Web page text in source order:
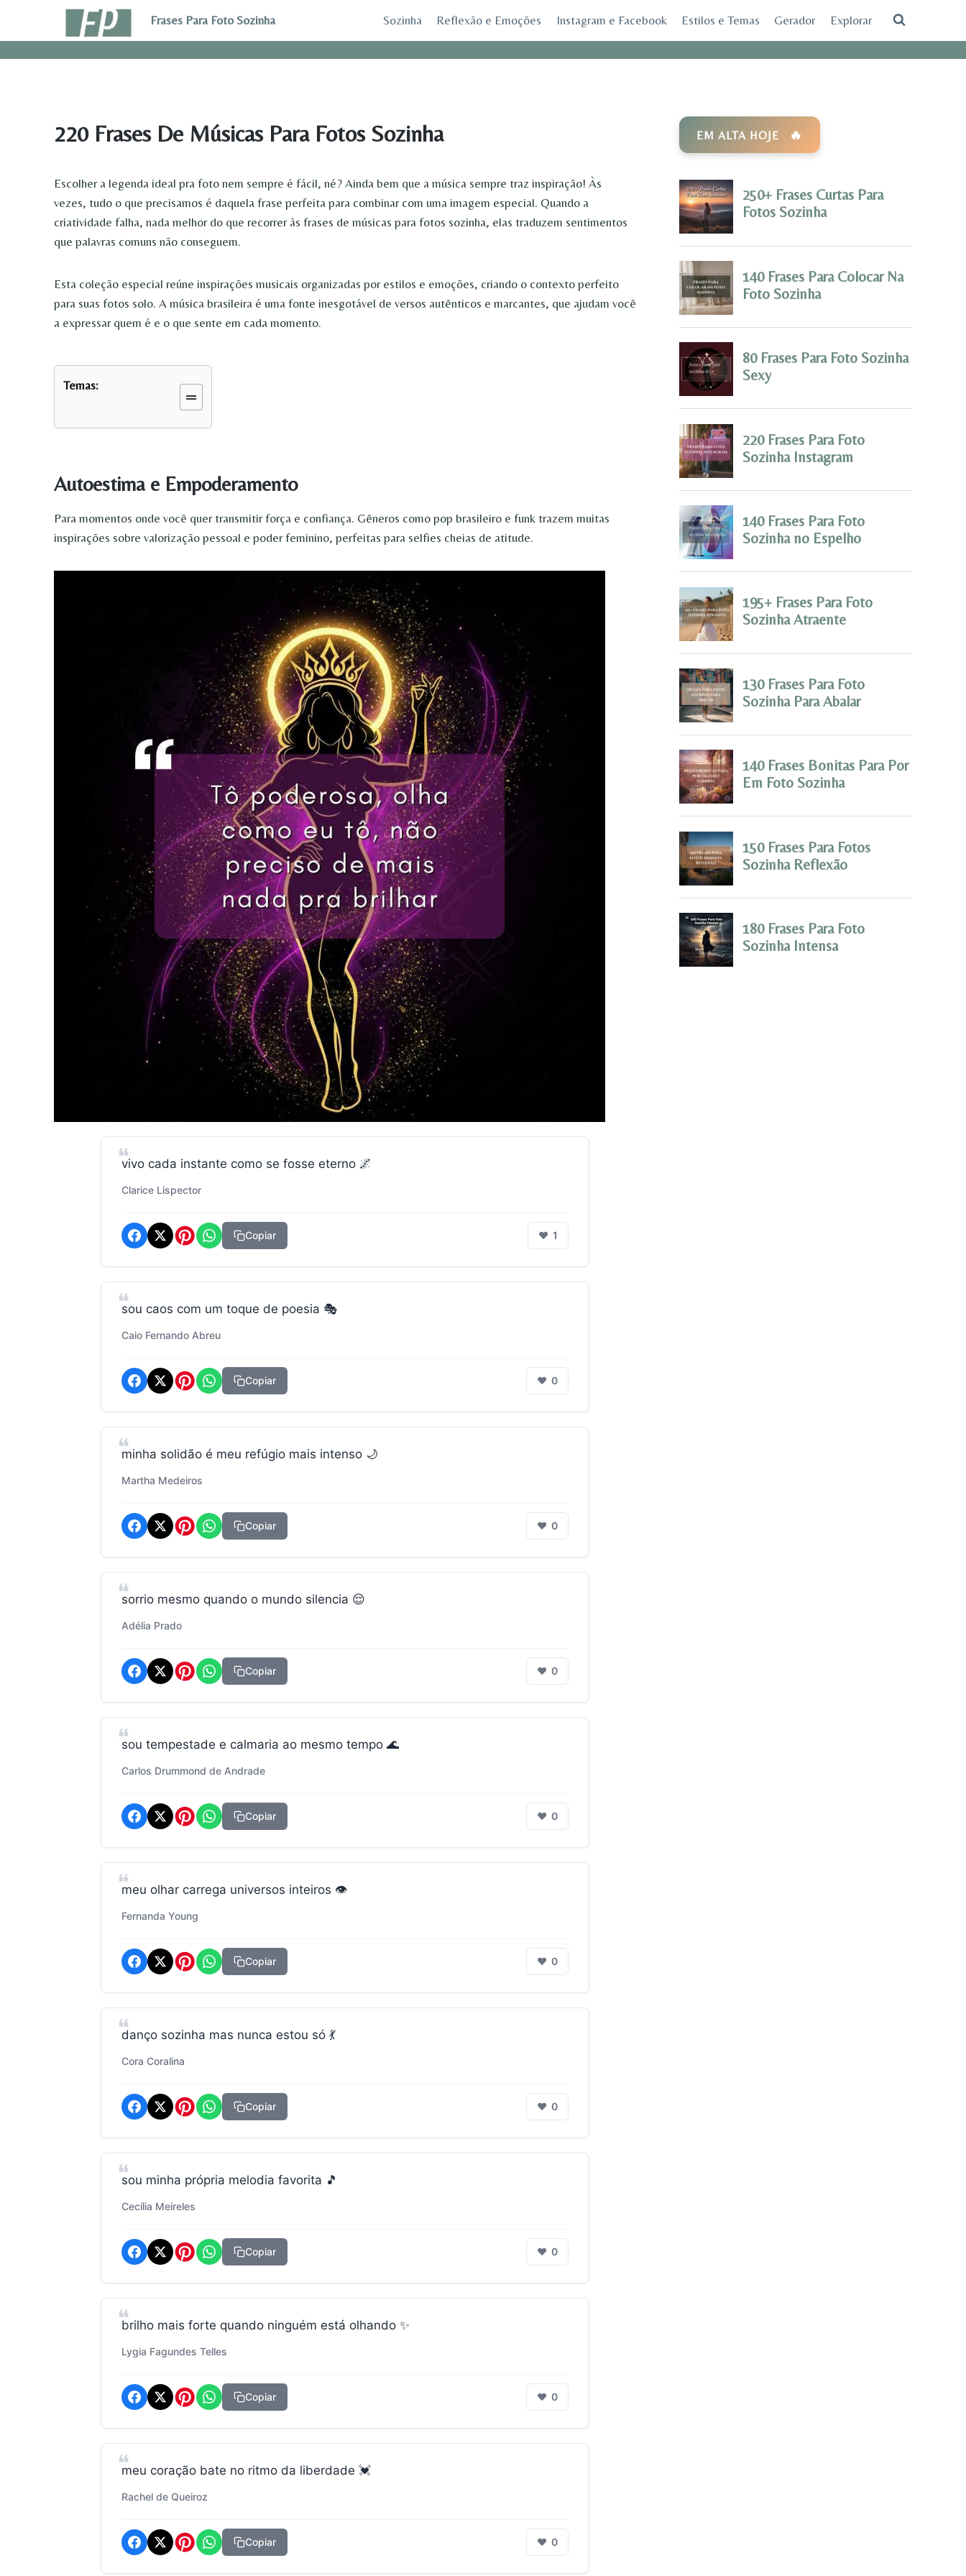
Frases Para Foto Sozinha Sozinha Reflexão e Emoções Instagram e Facebook Estilos e Temas Gerador Explorar
220 Frases De Músicas Para Fotos Sozinha
Escolher a legenda ideal pra foto nem sempre é fácil, né? Ainda bem que a música sempre traz inspiração! Às
vezes, tudo o que precisamos é daquela frase perfeita para combinar com uma imagem especial. Quando a
criatividade falha, nada melhor do que recorrer às frases de músicas para fotos sozinha, elas traduzem sentimentos
que palavras comuns não conseguem.
Esta coleção especial reúne inspirações musicais organizadas por estilos e emoções, criando o contexto perfeito
para suas fotos solo. A música brasileira é uma fonte inesgotável de versos autênticos e marcantes, que ajudam você
a expressar quem é e o que sente em cada momento.
Temas:
Autoestima e Empoderamento
Para momentos onde você quer transmitir força e confiança. Gêneros como pop brasileiro e funk trazem muitas
inspirações sobre valorização pessoal e poder feminino, perfeitas para selfies cheias de atitude.
vivo cada instante como se fosse eterno 🌌
Clarice Lispector
Copiar ❤ 1
sou caos com um toque de poesia 🎭
Caio Fernando Abreu
Copiar ❤ 0
minha solidão é meu refúgio mais intenso 🌙
Martha Medeiros
Copiar ❤ 0
sorrio mesmo quando o mundo silencia 😌
Adélia Prado
Copiar ❤ 0
sou tempestade e calmaria ao mesmo tempo 🌊
Carlos Drummond de Andrade
Copiar ❤ 0
meu olhar carrega universos inteiros 👁️
Fernanda Young
Copiar ❤ 0
danço sozinha mas nunca estou só 💃
Cora Coralina
Copiar ❤ 0
sou minha própria melodia favorita 🎵
Cecília Meireles
Copiar ❤ 0
brilho mais forte quando ninguém está olhando ✨
Lygia Fagundes Telles
Copiar ❤ 0
meu coração bate no ritmo da liberdade 💓
Rachel de Queiroz
Copiar ❤ 0
EM ALTA HOJE